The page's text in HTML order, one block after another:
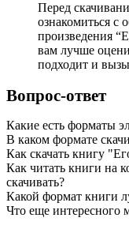
Перед
ознакомиться с
произведения
вам лучше
подходит и
Вопрос-ответ
Какие есть форматы
В каком формате
Как скачать книгу
Как читать книги на
скачивать?
Какой формат книги
Что еще интересного